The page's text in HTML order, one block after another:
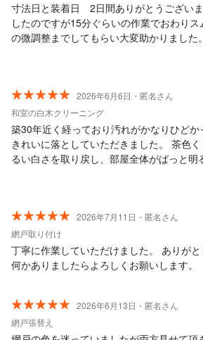
寸法日と装着日 2日間ありがとうござい
したのですが15分ぐらいの作業でおわり
の微調整までしてもらい大変助かりました
入する煩わしさから解放されました
2026年6月6日・匿名さん
和室の白木クリーニング
築30年近く経っており汚れがかなりひど
きれいに落としていただきました。 茶色
るい白さを取り戻し、部屋全体がぱっと明るく
っとした質問にも気さくに答えてくださ
2026年7月11日・匿名さん
網戸取り付け
丁寧に作業していただけました。 ありが
何かありましたらよろしくお願いします。
2026年6月13日・匿名さん
網戸張替え